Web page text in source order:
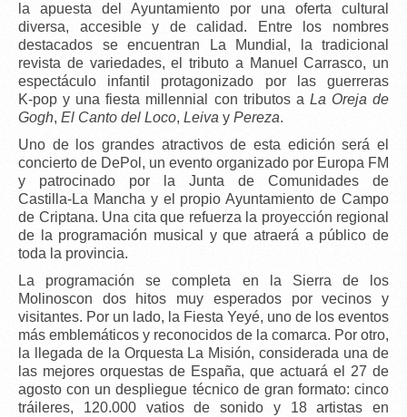
la apuesta del Ayuntamiento por una oferta cultural
diversa, accesible y de calidad. Entre los nombres
destacados se encuentran
La Mundial , la tradicional
revista de variedades, el tributo a Manuel Carrasco, un
espectáculo infantil protagonizado por las guerreras
K‑pop y unafiesta millennial con tributos a La Oreja de
Gogh, El Canto del Loco, Leiva y Pereza.
Uno de los grandes atractivos de esta edición será el
concierto de DePol , un evento organizado por Europa FM
y patrocinado por la Junta de Comunidades de
Castilla‑La Mancha y el propio Ayuntamiento de Campo
de Criptana. Una cita que refuerza la proyección regional
de la programación musical y que atraerá a público de
toda la provincia.
La programación se completa en la Sierra de los
Molinoscon dos hitos muy esperados por vecinos y
visitantes. Por un lado, la Fiesta Yeyé, uno de los eventos
más emblemáticos y reconocidos de la comarca. Por otro,
la llegada de la Orquesta La Misión, considerada una de
las mejores orquestas de España, que actuará el 27 de
agosto con un despliegue técnico de gran formato: cinco
tráileres, 120.000 vatios de sonido y 18 artistas en